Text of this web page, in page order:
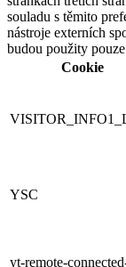
souladu s těmito
nástroje externích
budou použity
Cookie
YSC
yt-remote-